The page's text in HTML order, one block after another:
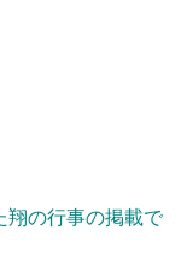
翔の行事の掲載で